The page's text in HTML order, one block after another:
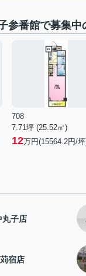
参番館で募集中
708
7.71坪 (25.52㎡)
12万円(15564.2円/
丸子店
宿店